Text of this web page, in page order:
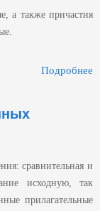
а также причастия
Подробнее
сравнительная и
исходную, так
прилагательные